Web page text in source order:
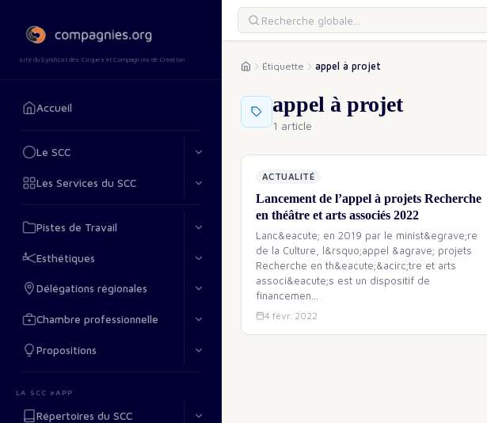
site du Syndicat des Cirques et Compagnies de Création
Accueil
Le SCC
Les Services du SCC
Pistes de Travail
Esthétiques
Délégations régionales
Chambre professionnelle
Propositions
LA SCC #APP
Répertoires du SCC
Étiquette appel à projet
appel à projet
1 article
ACTUALITÉ
Lancement de l’appel à projets Recherche
en théâtre et arts associés 2022
Lanc&eacute; en 2019 par le minist&egrave;re
de la Culture, l&rsquo;appel &agrave; projets
Recherche en th&eacute;&acirc;tre et arts
associ&eacute;s est un dispositif de
financemen
4 févr. 2022